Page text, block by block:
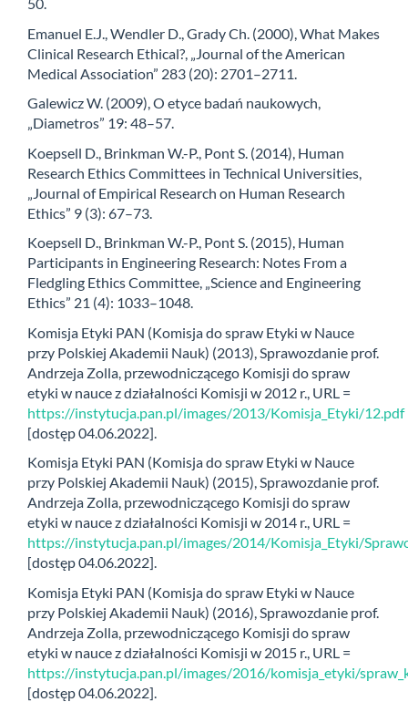
50.
Emanuel E.J., Wendler D., Grady Ch. (2000), What Makes
Clinical Research Ethical?, „Journal of the American
Medical Association” 283 (20): 2701–2711.
Galewicz W. (2009), O etyce badań naukowych,
„Diametros” 19: 48–57.
Koepsell D., Brinkman W.-P., Pont S. (2014), Human
Research Ethics Committees in Technical Universities,
„Journal of Empirical Research on Human Research
Ethics” 9 (3): 67–73.
Koepsell D., Brinkman W.-P., Pont S. (2015), Human
Participants in Engineering Research: Notes From a
Fledgling Ethics Committee, „Science and Engineering
Ethics” 21 (4): 1033–1048.
Komisja Etyki PAN (Komisja do spraw Etyki w Nauce
przy Polskiej Akademii Nauk) (2013), Sprawozdanie prof.
Andrzeja Zolla, przewodniczącego Komisji do spraw
etyki w nauce z działalności Komisji w 2012 r., URL =
https://instytucja.pan.pl/images/2013/Komisja_Etyki/12.pdf
[dostęp 04.06.2022].
Komisja Etyki PAN (Komisja do spraw Etyki w Nauce
przy Polskiej Akademii Nauk) (2015), Sprawozdanie prof.
Andrzeja Zolla, przewodniczącego Komisji do spraw
etyki w nauce z działalności Komisji w 2014 r., URL =
https://instytucja.pan.pl/images/2014/Komisja_Etyki/
[dostęp 04.06.2022].
Komisja Etyki PAN (Komisja do spraw Etyki w Nauce
przy Polskiej Akademii Nauk) (2016), Sprawozdanie prof.
Andrzeja Zolla, przewodniczącego Komisji do spraw
etyki w nauce z działalności Komisji w 2015 r., URL =
https://instytucja.pan.pl/images/2016/komisja_etyki/
[dostęp 04.06.2022].